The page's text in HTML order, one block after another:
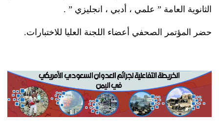
الثانوية العامة ” علمي ، أدبي ، انجليزي ” .
حضر المؤتمر الصحفي أعضاء اللجنة العليا للاختبارات.